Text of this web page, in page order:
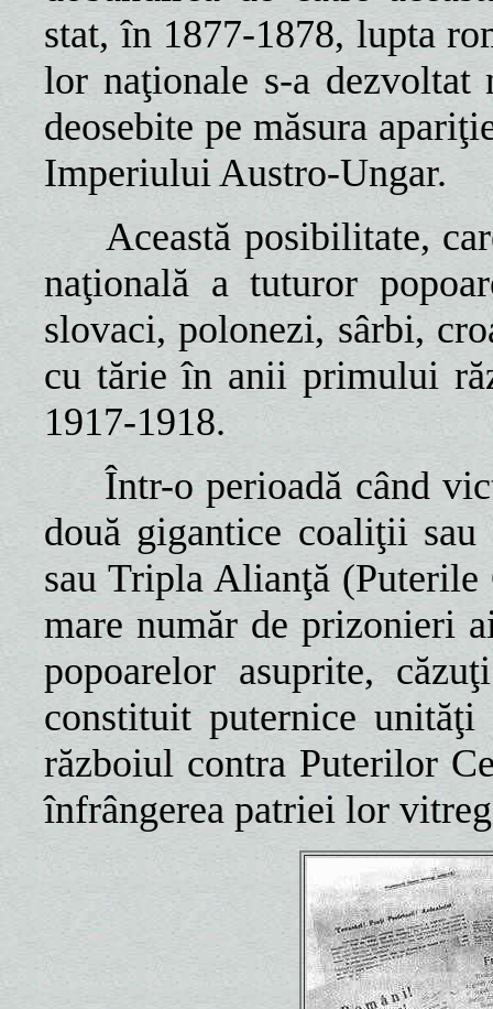
stat, în 1877-1878, lupta
lor naţionale s-a dezvoltat
deosebite pe măsura
Imperiului Austro-Ungar.
Această posibilitate,
naţională a tuturor
slovaci, polonezi, sârbi,
cu tărie în anii primului
1917-1918.
Într-o perioadă când
două gigantice coaliţii sau
sau Tripla Alianţă
mare număr de prizonieri
popoarelor asuprite,
constituit puternice
războiul contra Puterilor
înfrângerea patriei lor